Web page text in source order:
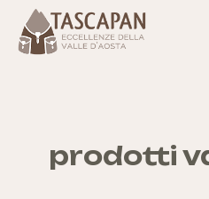
prodotti